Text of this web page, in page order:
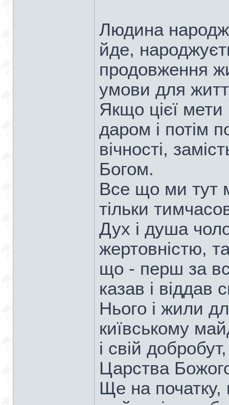
Людина
йде,
продовження
умови для
Якщо цієї мети
даром і потім
вічності,
Богом.
Все що ми тут
тільки
Дух і душа
жертовністю,
що - перш за
казав і
Нього і жили
київському
і свій
Царства
Ще на початку,